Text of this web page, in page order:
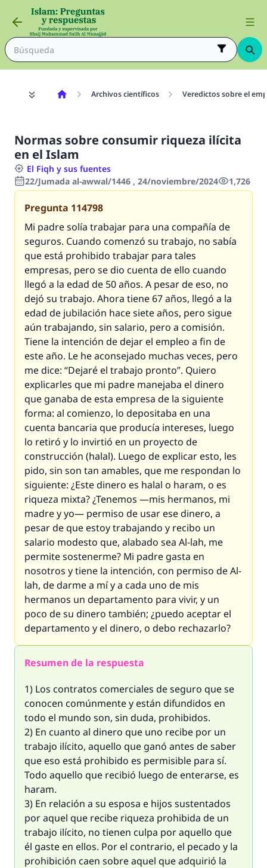
Archivos científicos Veredictos sobre el
Normas sobre consumir riqueza ilícita
en el Islam
El Fiqh y sus fuentes
22/Jumada al-awwal/1446 , 24/noviembre/2024
1,726
Pregunta 114798
Mi padre solía trabajar para una compañía de
seguros. Cuando comenzó su trabajo, no sabía
que está prohibido trabajar para tales
empresas, pero se dio cuenta de ello cuando
llegó a la edad de 50 años. A pesar de eso, no
dejó su trabajo. Ahora tiene 67 años, llegó a la
edad de jubilación hace siete años, pero sigue
aún trabajando, sin salario, pero a comisión.
Tiene la intención de dejar el empleo a fin de
este año. Le he aconsejado muchas veces, pero
me dice: “Dejaré el trabajo pronto”. Quiero
explicarles que mi padre manejaba el dinero
que ganaba de esta empresa de la siguiente
forma: al comienzo, lo depositaba en una
cuenta bancaria que producía intereses, luego
lo retiró y lo invirtió en un proyecto de
construcción (halal). Luego de explicar esto, les
pido, sin son tan amables, que me respondan lo
siguiente: ¿Este dinero es halal o haram, o es
riqueza mixta? ¿Tenemos —mis hermanos, mi
madre y yo— permiso de usar ese dinero, a
pesar de que estoy trabajando y recibo un
salario modesto que, alabado sea Al-lah, me
permite sostenerme? Mi padre gasta en
nosotros y tiene la intención, con permiso de Al-
lah, de darme a mí y a cada uno de mis
hermanos un departamento para vivir, y un
poco de su dinero también; ¿puedo aceptar el
departamento y el dinero, o debo rechazarlo?
Resumen de la respuesta
1) Los contratos comerciales de seguro que se
conocen comúnmente y están difundidos en
todo el mundo son, sin duda, prohibidos.
2) En cuanto al dinero que uno recibe por un
trabajo ilícito, aquello que ganó antes de saber
que eso está prohibido es permisible para sí.
Todo aquello que recibió luego de enterarse, es
haram.
3) En relación a su esposa e hijos sustentados
por aquel que recibe riqueza prohibida de un
trabajo ilícito, no tienen culpa por aquello que
él gaste en ellos. Por el contrario, el pecado y la
prohibición caen sobre aquel que adquirió la